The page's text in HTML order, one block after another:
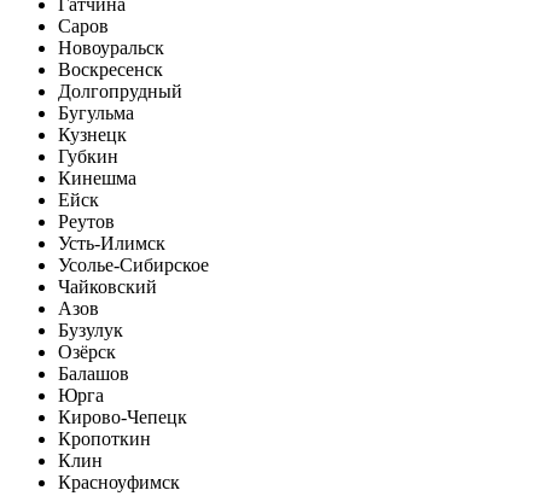
Гатчина
Саров
Новоуральск
Воскресенск
Долгопрудный
Бугульма
Кузнецк
Губкин
Кинешма
Ейск
Реутов
Усть-Илимск
Усолье-Сибирское
Чайковский
Азов
Бузулук
Озёрск
Балашов
Юрга
Кирово-Чепецк
Кропоткин
Клин
Красноуфимск